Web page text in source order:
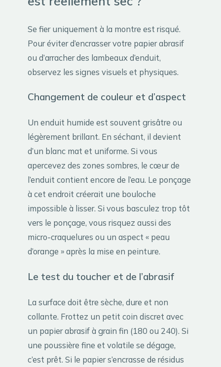
Se fier uniquement à la montre est risqué.
Pour éviter d’encrasser votre papier abrasif
ou d’arracher des lambeaux d’enduit,
observez les signes visuels et physiques.
Changement de couleur et d’aspect
Un enduit humide est souvent grisâtre ou
légèrement brillant. En séchant, il devient
d’un blanc mat et uniforme. Si vous
apercevez des zones sombres, le cœur de
l’enduit contient encore de l’eau. Le ponçage
à cet endroit créerait une bouloche
impossible à lisser. Si vous basculez trop tôt
vers le ponçage, vous risquez aussi des
micro-craquelures ou un aspect « peau
d’orange » après la mise en peinture.
Le test du toucher et de l’abrasif
La surface doit être sèche, dure et non
collante. Frottez un petit coin discret avec
un papier abrasif à grain fin (180 ou 240). Si
une poussière fine et volatile se dégage,
c’est prêt. Si le papier s’encrasse de résidus